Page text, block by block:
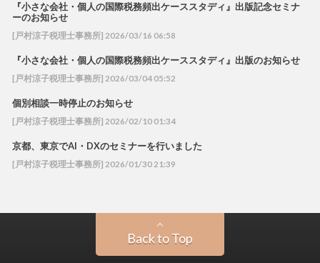
『小さな会社・個人の国際税務頻出ケーススタディ』出版記念セミナ
ーのお知らせ
[戸村涼子税理士事務所] 2026/03/16 06:58
『小さな会社・個人の国際税務頻出ケーススタディ』出版のお知らせ
[戸村涼子税理士事務所] 2026/03/04 05:52
個別相談一時停止のお知らせ
[戸村涼子税理士事務所] 2026/02/10 01:34
京都、東京でAI・DXのセミナーを行いました
[戸村涼子税理士事務所] 2026/01/30 21:39
Back to Top